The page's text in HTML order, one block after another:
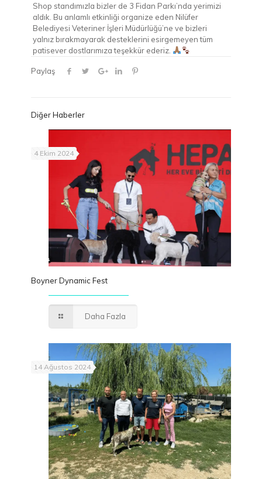
Shop standımızla bizler de 3 Fidan Parkı’nda yerimizi
aldık. Bu anlamlı etkinliği organize eden Nilüfer
Belediyesi Veteriner İşleri Müdürlüğü’ne ve bizleri
yalnız bırakmayarak desteklerini esirgemeyen tüm
patisever dostlarımıza teşekkür ederiz.
Paylaş
Diğer Haberler
4 Ekim 2024
Boyner Dynamic Fest
Daha Fazla
14 Ağustos 2024